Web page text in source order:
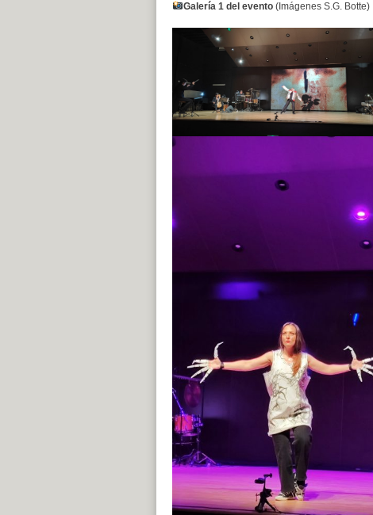
Galería 1 del evento(Imágenes S.G. Botte)